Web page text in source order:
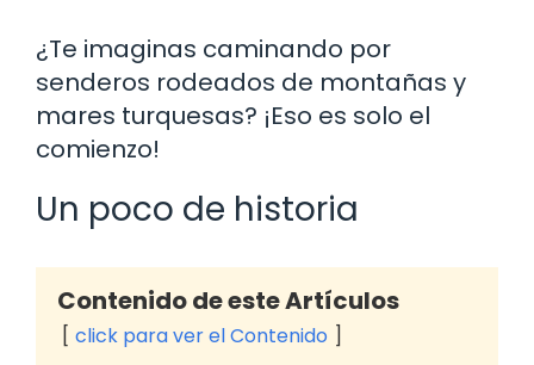
¿Te imaginas caminando por
senderos rodeados de montañas y
mares turquesas? ¡Eso es solo el
comienzo!
Un poco de historia
Contenido de este Artículos
click para ver el Contenido